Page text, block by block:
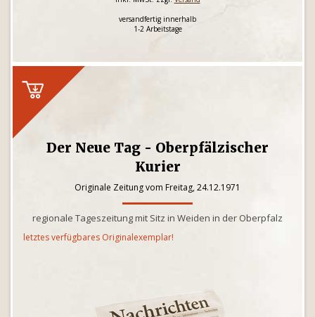
versandfertig innerhalb
1-2 Arbeitstage
Der Neue Tag - Oberpfälzischer
Kurier
Originale Zeitung vom Freitag, 24.12.1971
regionale Tageszeitung mit Sitz in Weiden in der Oberpfalz
letztes verfügbares Originalexemplar!